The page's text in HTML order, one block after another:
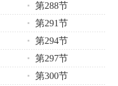
第288节
第291节
第294节
第297节
第300节